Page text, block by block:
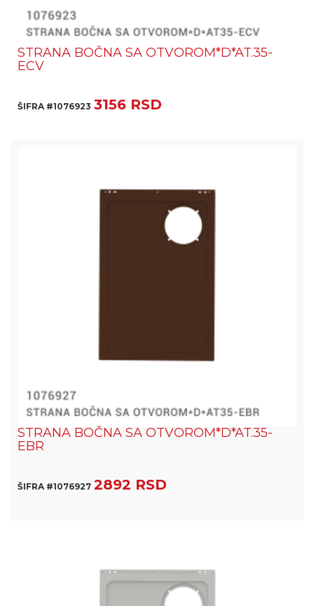
STRANA BOČNA SA OTVOROM*D*AT.35-
ECV
ŠIFRA #1076923 3156 RSD
STRANA BOČNA SA OTVOROM*D*AT.35-
EBR
ŠIFRA #1076927 2892 RSD